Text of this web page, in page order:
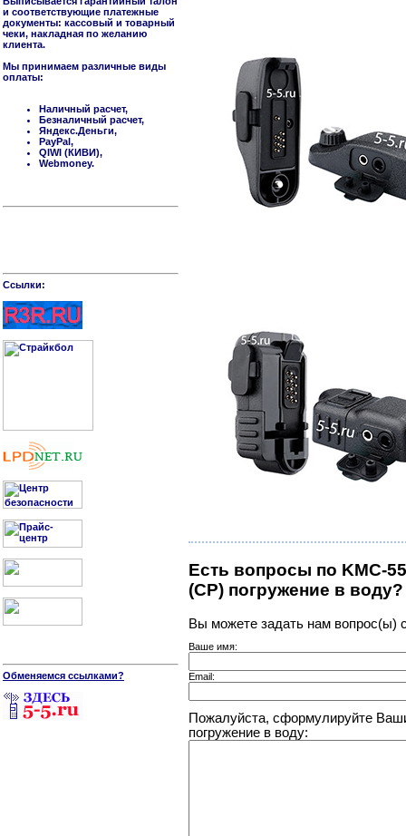
и соответствующие платежные
документы: кассовый и товарный
чеки, накладная по желанию
клиента.
Мы принимаем различные виды
оплаты:
Наличный расчет,
Безналичный расчет,
Яндекс.Деньги,
PayPal,
QIWI (КИВИ),
Webmoney.
Cсылки:
Обменяемся ссылками?
Есть вопросы по KMC-
(CP) погружение в воду?
Вы можете задать нам
Ваше имя:
Email:
Пожалуйста, сформулируйте
погружение в воду: